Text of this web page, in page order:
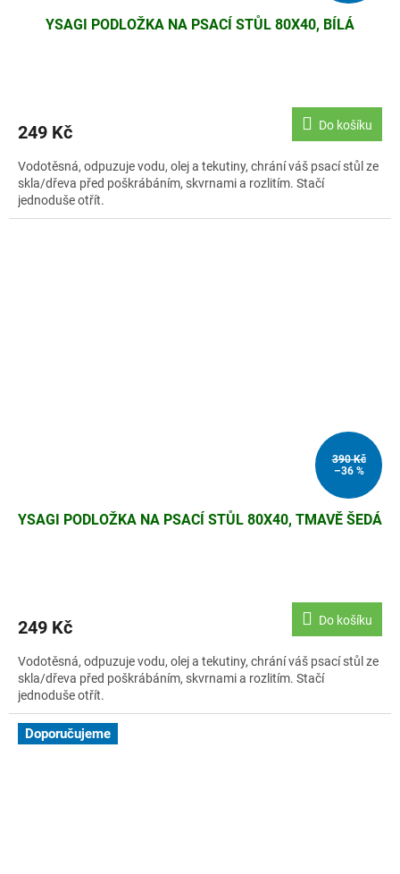
YSAGI PODLOŽKA NA PSACÍ STŮL 80X40, BÍLÁ
249 Kč Do košíku
Vodotěsná, odpuzuje vodu, olej a tekutiny, chrání váš psací stůl ze
skla/dřeva před poškrábáním, skvrnami a rozlitím. Stačí
jednoduše otřít.
390 Kč
–36 %
YSAGI PODLOŽKA NA PSACÍ STŮL 80X40, TMAVĚ ŠEDÁ
249 Kč Do košíku
Vodotěsná, odpuzuje vodu, olej a tekutiny, chrání váš psací stůl ze
skla/dřeva před poškrábáním, skvrnami a rozlitím. Stačí
jednoduše otřít.
Doporučujeme